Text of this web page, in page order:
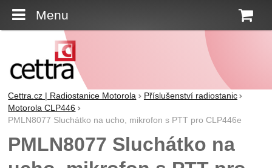
Menu
Cettra.cz | Radiostanice Motorola
Příslušenství radiostanic
Motorola CLP446
PMLN8077 Sluchátko na ucho, mikrofon s PTT pro CLP446e
PMLN8077 Sluchátko na